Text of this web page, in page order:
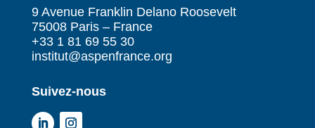
9 Avenue Franklin Delano Roosevelt
75008 Paris – France
+33 1 81 69 55 30
institut@aspenfrance.org
Suivez-nous